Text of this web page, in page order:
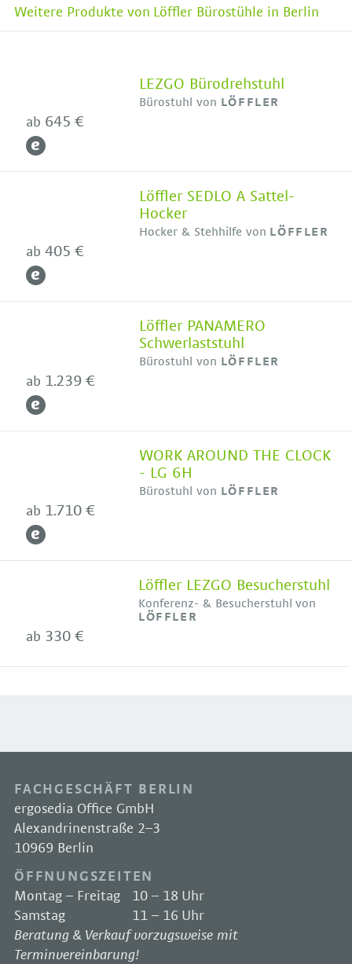
Weitere Produkte von Löffler Bürostühle in Berlin
LEZGO Bürodrehstuhl
Bürostuhl von LÖFFLER
ab 645 €
Löffler SEDLO A Sattel-
Hocker
Hocker & Stehhilfe von LÖFFLER
ab 405 €
Löffler PANAMERO
Schwerlaststuhl
Bürostuhl von LÖFFLER
ab 1.239 €
WORK AROUND THE CLOCK
- LG 6H
Bürostuhl von LÖFFLER
ab 1.710 €
Löffler LEZGO Besucherstuhl
Konferenz- & Besucherstuhl von
LÖFFLER
ab 330 €
FACHGESCHÄFT BERLIN
ergosedia Office GmbH
Alexandrinenstraße 2–3
10969 Berlin
ÖFFNUNGSZEITEN
Montag – Freitag
10 – 18 Uhr
Samstag
11 – 16 Uhr
Beratung & Verkauf vorzugsweise mit
Terminvereinbarung!